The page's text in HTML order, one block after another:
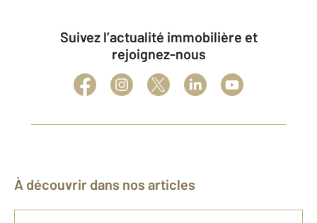
Suivez l’actualité immobilière et
rejoignez-nous
À découvrir dans nos articles